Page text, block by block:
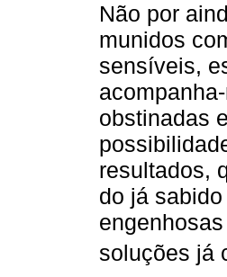
Não por
munidos
sensíveis,
obstinadas
resultados,
do já
soluções já